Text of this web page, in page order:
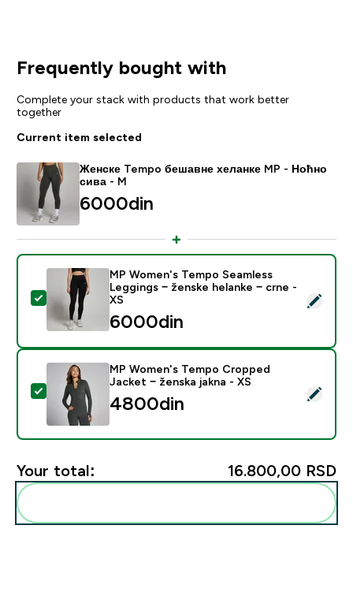
Frequently bought with
Complete your stack with products that work better
together
Current item selected
Женске Tempo бешавне хеланке MP - Ноћно
сива - M
6000din‎
Select this product - MP Women's Tempo Seamless
MP Women's Tempo Seamless
Leggings − ženske helanke − crne -
XS
6000din‎
Select this product - MP Women's Tempo Cropped
MP Women's Tempo Cropped
Jacket − ženska jakna - XS
4800din‎
Your total: 16.800,00 RSD‎